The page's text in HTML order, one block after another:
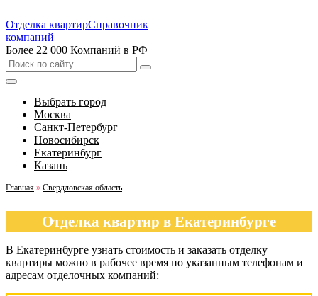
Отделка квартирСправочник
компаний
Более 22 000 Компаний в РФ
Выбрать город
Москва
Санкт-Петербург
Новосибирск
Екатеринбург
Казань
Главная » Свердловская область
Отделка квартир в Екатеринбурге
В Екатеринбурге узнать стоимость и заказать отделку
квартиры можно в рабочее время по указанным телефонам и
адресам отделочных компаний: